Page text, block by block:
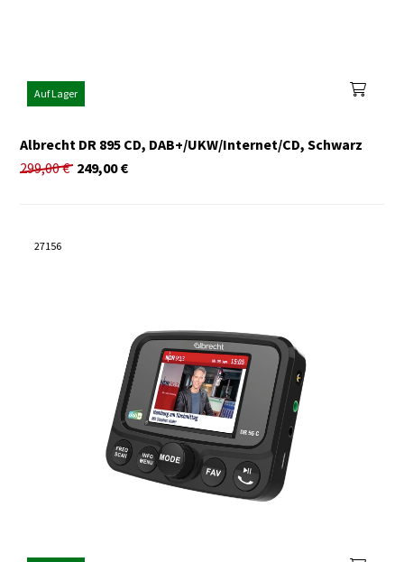
Auf Lager
Albrecht DR 895 CD, DAB+/UKW/Internet/CD, Schwarz
299,00€ €
249,00
27156